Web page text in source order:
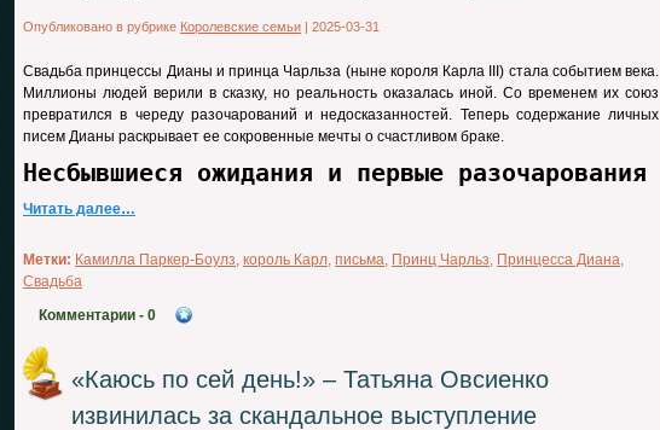
Опубликовано в рубрике Королевские семьи | 2025-03-31
Свадьба принцессы Дианы и принца Чарльза (ныне короля Карла III) стала событием века.
Миллионы людей верили в сказку, но реальность оказалась иной. Со временем их союз
превратился в череду разочарований и недосказанностей. Теперь содержание личных
писем Дианы раскрывает ее сокровенные мечты о счастливом браке.
Несбывшиеся ожидания и первые разочарования
Читать далее…
Метки: Камилла Паркер-Боулз, король Карл, письма, Принц Чарльз, Принцесса Диана,
Свадьба
Комментарии - 0
«Каюсь по сей день!» – Татьяна Овсиенко
извинилась за скандальное выступление